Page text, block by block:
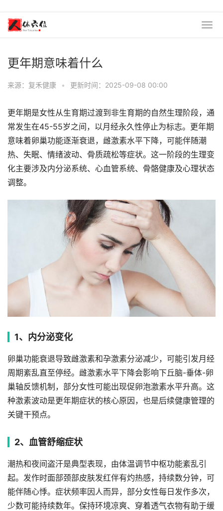
更年期意味着什么
来源：复禾健康 • 更新时间：2025-09-08 00:00
更年期是女性从生育期过渡到非生育期的自然生理阶段，通
常发生在45-55岁之间，以月经永久性停止为标志。更年期
意味着卵巢功能逐渐衰退，雌激素水平下降，可能伴随潮
热、失眠、情绪波动、骨质疏松等症状。这一阶段的生理变
化主要涉及内分泌系统、心血管系统、骨骼健康及心理状态
调整。
1、内分泌变化
卵巢功能衰退导致雌激素和孕激素分泌减少，可能引发月经
周期紊乱直至停经。雌激素水平下降会影响下丘脑-垂体-卵
巢轴反馈机制，部分女性可能出现促卵泡激素水平升高。这
种激素波动是更年期症状的核心原因，也是后续健康管理的
关键干预点。
2、血管舒缩症状
潮热和夜间盗汗是典型表现，由体温调节中枢功能紊乱引
起。发作时面部颈部皮肤发红伴有灼热感，持续数分钟，可
能伴随心悸。症状频率因人而异，部分女性每日发作多次，
少数可能持续数年。保持环境凉爽、穿着透气衣物有助于缓